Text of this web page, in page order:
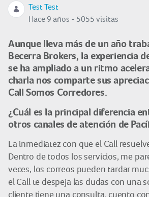
Test Test
Hace 9 años - 5055 visitas
Aunque lleva más de un año
Becerra Brokers, la experiencia
se ha ampliado a un ritmo
charla nos comparte sus
Call Somos Corredores.
¿Cuál es la principal diferencia
otros canales de atención de
La inmediatez con que el Call
Dentro de todos los servicios, me
veces, los correos pueden tardar
el Call te despeja las dudas con una
cliente tiene una consulta, cuento